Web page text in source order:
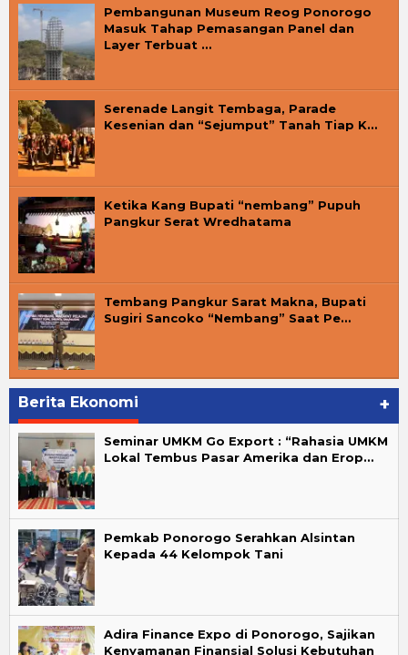
Pembangunan Museum Reog Ponorogo
Masuk Tahap Pemasangan Panel dan
Layer Terbuat …
Serenade Langit Tembaga, Parade
Kesenian dan “Sejumput” Tanah Tiap K…
Ketika Kang Bupati “nembang” Pupuh
Pangkur Serat Wredhatama
Tembang Pangkur Sarat Makna, Bupati
Sugiri Sancoko “Nembang” Saat Pe…
Berita Ekonomi +
Seminar UMKM Go Export : “Rahasia UMKM
Lokal Tembus Pasar Amerika dan Erop…
Pemkab Ponorogo Serahkan Alsintan
Kepada 44 Kelompok Tani
Adira Finance Expo di Ponorogo, Sajikan
Kenyamanan Finansial Solusi Kebutuhan